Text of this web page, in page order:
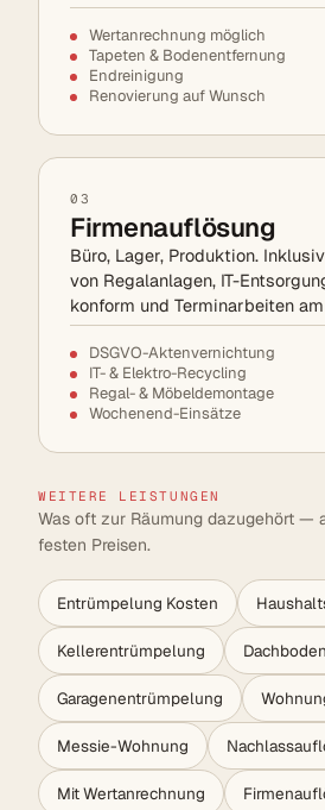
Wertanrechnung möglich
Tapeten & Bodenentfernung
Endreinigung
Renovierung auf Wunsch
03
Firmenauflösung
Büro, Lager, Produktion.
von Regalanlagen, IT-
konform und Terminarbeiten
DSGVO-Aktenvernichtung
IT- & Elektro-Recycling
Regal- & Möbeldemontage
Wochenend-Einsätze
WEITERE LEISTUNGEN
Was oft zur Räumung dazugehört —
festen Preisen.
Entrümpelung Kosten
Kellerentrümpelung
Garagenentrümpelung
Messie-Wohnung
Mit Wertanrechnung